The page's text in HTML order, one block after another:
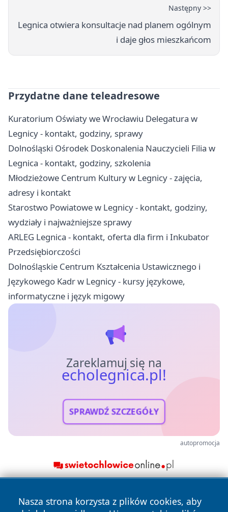
Następny >>
Legnica otwiera konsultacje nad planem ogólnym
i daje głos mieszkańcom
Przydatne dane teleadresowe
Kuratorium Oświaty we Wrocławiu Delegatura w
Legnicy - kontakt, godziny, sprawy
Dolnośląski Ośrodek Doskonalenia Nauczycieli Filia w
Legnica - kontakt, godziny, szkolenia
Młodzieżowe Centrum Kultury w Legnicy - zajęcia,
adresy i kontakt
Starostwo Powiatowe w Legnicy - kontakt, godziny,
wydziały i najważniejsze sprawy
ARLEG Legnica - kontakt, oferta dla firm i Inkubator
Przedsiębiorczości
Dolnośląskie Centrum Kształcenia Ustawicznego i
Językowego Kadr w Legnicy - kursy językowe,
informatyczne i język migowy
Zareklamuj się na
echolegnica.pl!
SPRAWDŹ SZCZEGÓŁY
autopromocja
Nasza strona korzysta z plików cookies, aby